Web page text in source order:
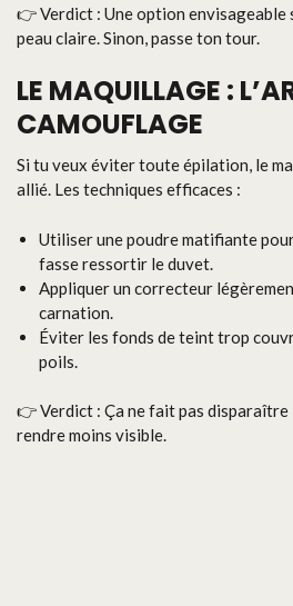
👉 Verdict : Une option
peau claire. Sinon, passe ton tour.
LE MAQUILLAGE :
CAMOUFLAGE
Si tu veux éviter toute épilation, le
allié. Les techniques efficaces :
Utiliser une poudre matifiante
fasse ressortir le duvet.
Appliquer un correcteur
carnation.
Éviter les fonds de teint trop
poils.
👉 Verdict : Ça ne fait pas disparaître
rendre moins visible.